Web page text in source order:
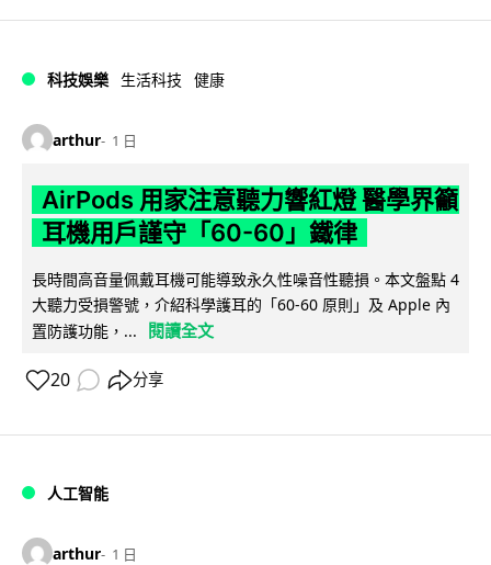
科技娛樂 生活科技 健康
arthur 1 日
AirPods 用家注意聽力響紅燈 醫學界籲
耳機用戶謹守「60-60」鐵律
長時間高音量佩戴耳機可能導致永久性噪音性聽損。本文盤點 4
大聽力受損警號，介紹科學護耳的「60-60 原則」及 Apple 內
置防護功能，...
閱讀全文
20 分享
人工智能
arthur 1 日